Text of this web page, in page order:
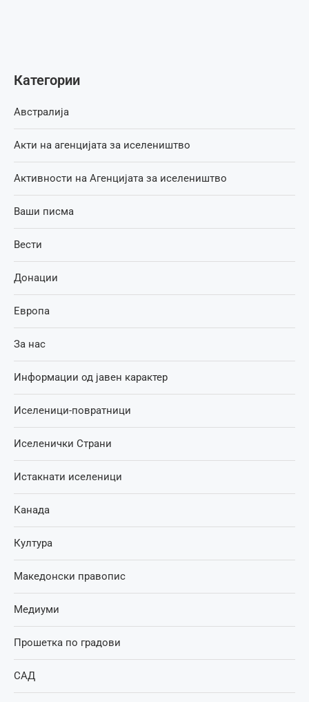
Категории
Австралија
Акти на агенцијата за иселеништво
Активности на Агенцијата за иселеништво
Ваши писма
Вести
Донации
Европа
За нас
Информации од јавен карактер
Иселеници-повратници
Иселенички Страни
Истакнати иселеници
Канада
Култура
Македонски правопис
Медиуми
Прошетка по градови
САД